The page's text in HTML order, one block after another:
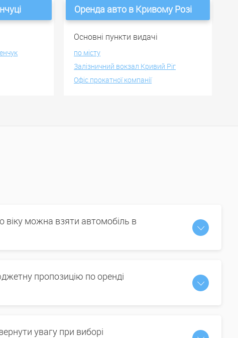
Оренда авто в Кривому Розі
Основні пункти видачі
по місту
Залізничний вокзал Кривий Ріг
Офіс прокатної компанії
віку можна взяти автомобіль в
пропозицію по оренді
увагу при виборі